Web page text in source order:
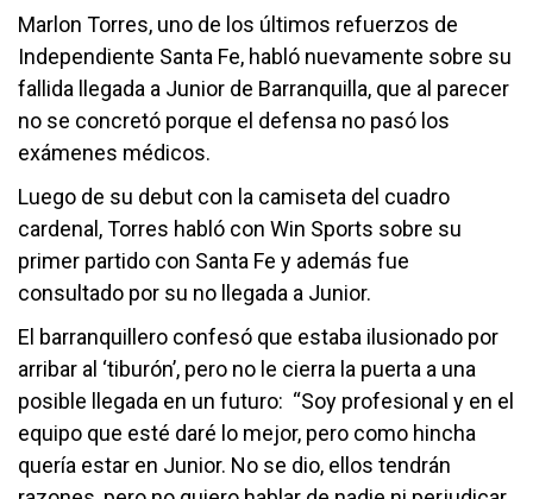
Marlon Torres, uno de los últimos refuerzos de
Independiente Santa Fe, habló nuevamente sobre su
fallida llegada a Junior de Barranquilla, que al parecer
no se concretó porque el defensa no pasó los
exámenes médicos.
Luego de su debut con la camiseta del cuadro
cardenal, Torres habló con Win Sports sobre su
primer partido con Santa Fe y además fue
consultado por su no llegada a Junior.
El barranquillero confesó que estaba ilusionado por
arribar al ‘tiburón’, pero no le cierra la puerta a una
posible llegada en un futuro: “Soy profesional y en el
equipo que esté daré lo mejor, pero como hincha
quería estar en Junior. No se dio, ellos tendrán